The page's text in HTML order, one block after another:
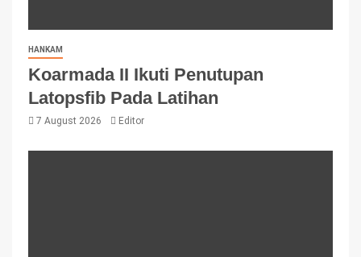
HANKAM
Koarmada II Ikuti Penutupan
Latopsfib Pada Latihan
7 August 2026 Editor